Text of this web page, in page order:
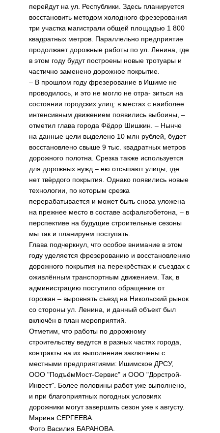
перейдут на ул. Республики. Здесь планируется
восстановить методом холодного фрезерования
три участка магистрали общей площадью 1 800
квадратных метров. Параллельно предприятие
продолжает дорожные работы по ул. Ленина, где
в этом году будут построены новые тротуары и
частично заменено дорожное покрытие.
– В прошлом году фрезерование в Ишиме не
проводилось, и это не могло не отра- зиться на
состоянии городских улиц: в местах с наиболее
интенсивным движением появились выбоины, –
отметил глава города Фёдор Шишкин. – Нынче
на данные цели выделено 10 млн рублей, будет
восстановлено свыше 9 тыс. квадратных метров
дорожного полотна. Срезка также используется
для дорожных нужд – ею отсыпают улицы, где
нет твёрдого покрытия. Однако появились новые
технологии, по которым срезка
перерабатывается и может быть снова уложена
на прежнее место в составе асфальтобетона, – в
перспективе на будущие строительные сезоны
мы так и планируем поступать.
Глава подчеркнул, что особое внимание в этом
году уделяется фрезерованию и восстановлению
дорожного покрытия на перекрёстках и съездах с
оживлённым транспортным движением. Так, в
администрацию поступило обращение от
горожан – выровнять съезд на Никольский рынок
со стороны ул. Ленина, и данный объект был
включён в план мероприятий.
Отметим, что работы по дорожному
строительству ведутся в разных частях города,
контракты на их выполнение заключены с
местными предприятиями: Ишимское ДРСУ,
ООО "ПодъёмМост-Сервис" и ООО "Дорстрой-
Инвест". Более половины работ уже выполнено,
и при благоприятных погодных условиях
дорожники могут завершить сезон уже к августу.
Марина СЕРГЕЕВА.
Фото Василия БАРАНОВА.